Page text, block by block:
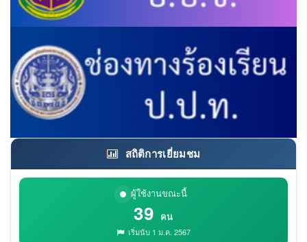
สถิติการเยี่ยมชม
ผู้ใช้งานขณะนี้
39 คน
เริ่มนับ 1 ม.ค. 2567